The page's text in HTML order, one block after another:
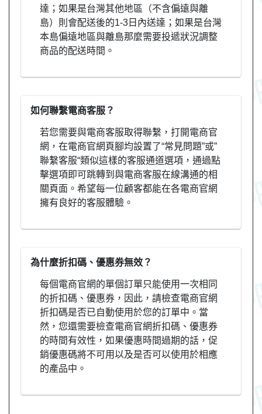
達；如果是台灣其他地區（不含偏遠與離
島）則會配送後的1-3日內送達；如果是台灣
本島偏遠地區與離島那麼需要投遞狀況調整
商品的配送時間。
如何聯繫電商客服？
若您需要與電商客服取得聯繫，打開電商官
網，在電商官網頁腳均設置了“常見問題”或”
聯繫客服“類似這樣的客服通道選項，通過點
擊選項即可跳轉到與電商客服在線溝通的相
關頁面。希望每一位顧客都能在各電商官網
擁有良好的客服體驗。
為什麼折扣碼、優惠券無效？
每個電商官網的單個訂單只能使用一次相同
的折扣碼、優惠券，因此，請檢查電商官網
折扣碼是否已自動使用於您的訂單中。當
然，您還需要檢查電商官網折扣碼、優惠券
的時間有效性，如果優惠時間過期的話，促
銷優惠碼將不可用以及是否可以使用於相應
的產品中。